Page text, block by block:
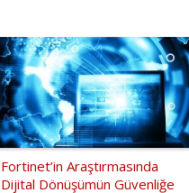
Fortinet’in Araştırmasında
Dijital Dönüşümün Güvenliğe